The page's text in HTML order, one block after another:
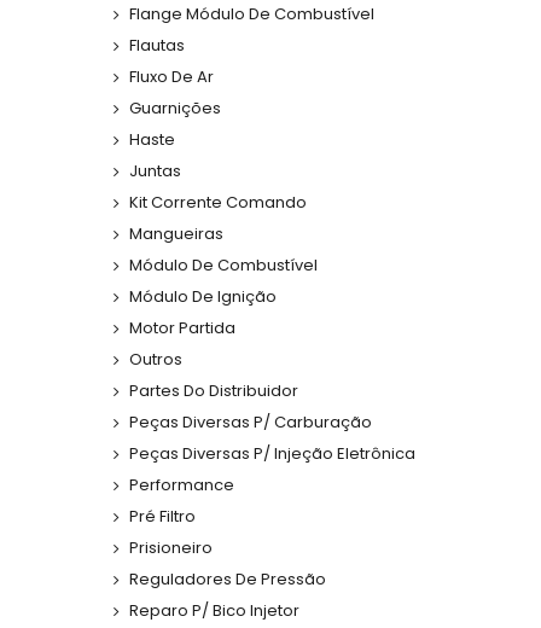
Flange Módulo De Combustível
Flautas
Fluxo De Ar
Guarnições
Haste
Juntas
Kit Corrente Comando
Mangueiras
Módulo De Combustível
Módulo De Ignição
Motor Partida
Outros
Partes Do Distribuidor
Peças Diversas P/ Carburação
Peças Diversas P/ Injeção Eletrônica
Performance
Pré Filtro
Prisioneiro
Reguladores De Pressão
Reparo P/ Bico Injetor